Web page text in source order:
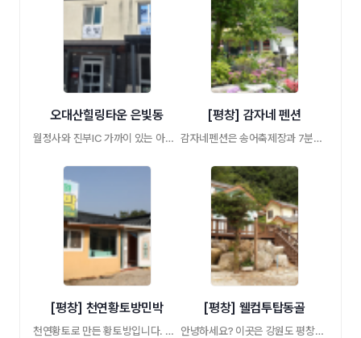
오대산힐링타운 은빛동
월정사와 진부IC 가까이 있는 아주 깨끗하고 …
[평창] 감자네 펜션
감자네펜션은 송어축제장과 7분거리에있으며 …
[평창] 천연황토방민박
천연황토로 만든 황토방입니다. 방안이 한겨 …
[평창] 웰컴투탑동골
안녕하세요? 이곳은 강원도 평창군 깊은 산 …